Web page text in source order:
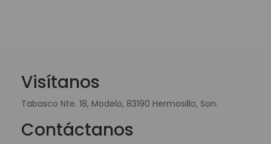
Visítanos
Tabasco Nte. 18, Modelo, 83190 Hermosillo, Son.
Contáctanos